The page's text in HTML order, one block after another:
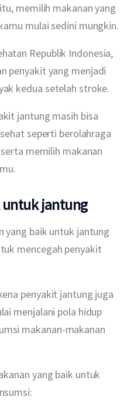
memilih makanan yang
mulai sedini mungkin.
Republik Indonesia,
penyakit yang menjadi
kedua setelah stroke.
jantung masih bisa
seperti berolahraga
memilih makanan
untuk jantung
yang baik untuk jantung
mencegah penyakit
penyakit jantung juga
menjalani pola hidup
makanan-makanan
yang baik untuk